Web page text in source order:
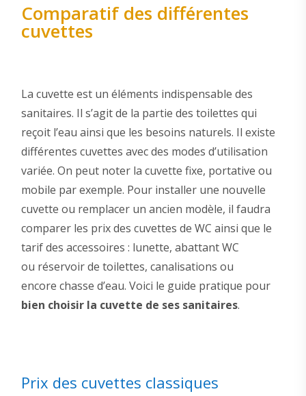
Comparatif des différentes
cuvettes
La cuvette est un éléments indispensable des
sanitaires. Il s’agit de la partie des toilettes qui
reçoit l’eau ainsi que les besoins naturels. Il existe
différentes cuvettes avec des modes d’utilisation
variée. On peut noter la cuvette fixe, portative ou
mobile par exemple. Pour installer une nouvelle
cuvette ou remplacer un ancien modèle, il faudra
comparer les prix des cuvettes de WC ainsi que le
tarif des accessoires : lunette, abattant WC
ou réservoir de toilettes, canalisations ou
encore chasse d’eau. Voici le guide pratique pour
bien choisir la cuvette de ses sanitaires.
Prix des cuvettes classiques